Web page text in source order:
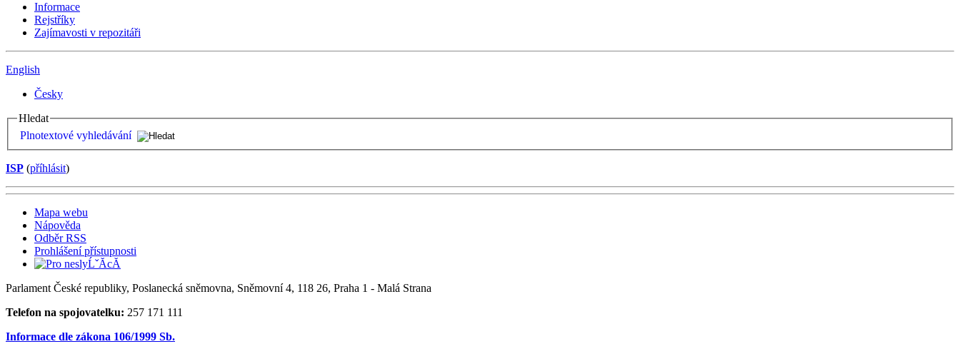
Informace
Rejstříky
Zajímavosti v repozitáři
English
Česky
Hledat
Plnotextové vyhledávání
ISP (příhlásit)
Mapa webu
Nápověda
Odběr RSS
Prohlášení přístupnosti
Parlament České republiky, Poslanecká sněmovna, Sněmovní 4, 118 26, Praha 1 - Malá Strana
Telefon na spojovatelku: 257 171 111
Informace dle zákona 106/1999 Sb.